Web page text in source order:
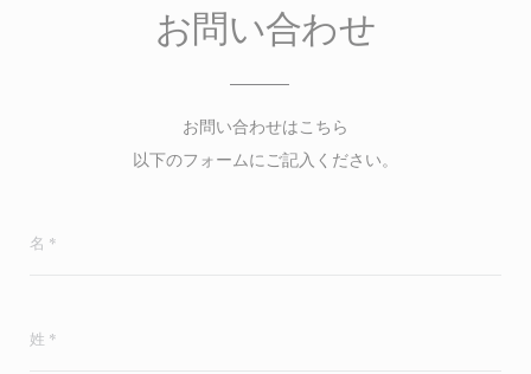
お問い合わせ
お問い合わせはこちら
以下のフォームにご記入ください。